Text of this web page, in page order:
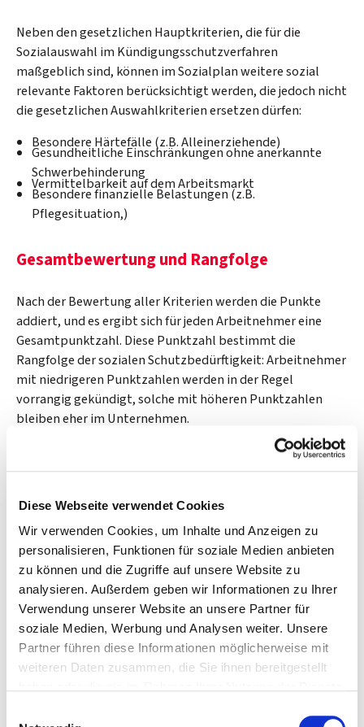
Diese Webseite verwendet Cookies
Wir verwenden Cookies, um Inhalte und Anzeigen zu
personalisieren, Funktionen für soziale Medien anbieten
zu können und die Zugriffe auf unsere Website zu
analysieren. Außerdem geben wir Informationen zu Ihrer
Verwendung unserer Website an unsere Partner für
soziale Medien, Werbung und Analysen weiter. Unsere
Partner führen diese Informationen möglicherweise mit
weiteren Daten zusammen, die Sie ihnen bereitgestellt
Neben den gesetzlichen Hauptkriterien, die für die
Sozialauswahl im Kündigungsschutzverfahren
maßgeblich sind, können im Sozialplan weitere sozial
relevante Faktoren berücksichtigt werden, die jedoch nicht
die gesetzlichen Auswahlkriterien ersetzen dürfen:
Besondere Härtefälle (z.B. Alleinerziehende)
Gesundheitliche Einschränkungen ohne anerkannte
Schwerbehinderung
Vermittelbarkeit auf dem Arbeitsmarkt
Besondere finanzielle Belastungen (z.B.
Pflegesituation,)
Gesamtbewertung und Rangfolge
Nach der Bewertung aller Kriterien werden die Punkte
addiert, und es ergibt sich für jeden Arbeitnehmer eine
Gesamtpunktzahl. Diese Punktzahl bestimmt die
Rangfolge der sozialen Schutzbedürftigkeit: Arbeitnehmer
mit niedrigeren Punktzahlen werden in der Regel
vorrangig gekündigt, solche mit höheren Punktzahlen
bleiben eher im Unternehmen.
Rechtliche Anforderungen an die
Ein Punktesystem im Sozialplan muss bestimmten
rechtlichen Anforderungen genügen, um wirksam zu sein.
Das Punktesystem muss alle vier im KSchG genannten
Sozialkriterien (Betriebszugehörigkeit, Lebensalter,
Unterhaltspflichten, Schwerbehinderung) angemessen
berücksichtigen. Eine völlige Außerachtlassung eines
Kriteriums oder eine extreme Untergewichtung kann zur
Unwirksamkeit des Systems führen. Die Gewichtung der
Gestaltungsspielraum, doch darf kein Kriterium so